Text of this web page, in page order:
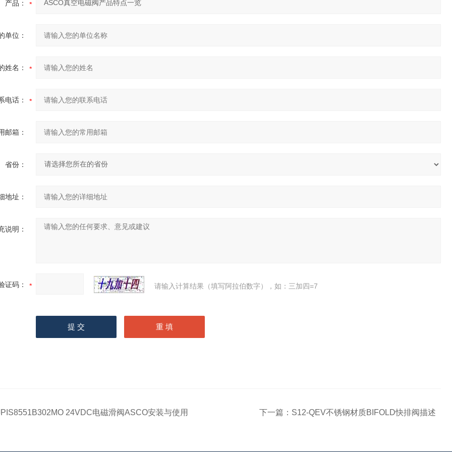
产品：
单位：
姓名：
电话：
邮箱：
省份：
地址：
说明：
证码： 请输入计算结果（填写阿拉伯数字），如：三加四=7
24VDC电磁滑阀ASCO安装与使用 下一篇： S12-QEV不锈钢材质BIFOLD快排阀描述